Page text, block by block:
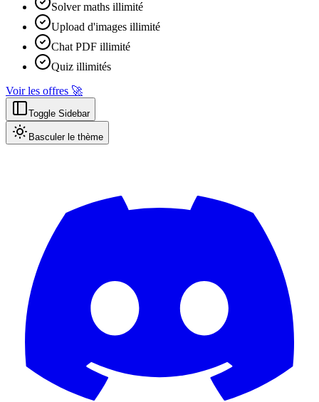
Solver maths illimité
Upload d'images illimité
Chat PDF illimité
Quiz illimités
Voir les offres 🚀
Toggle Sidebar
Basculer le thème